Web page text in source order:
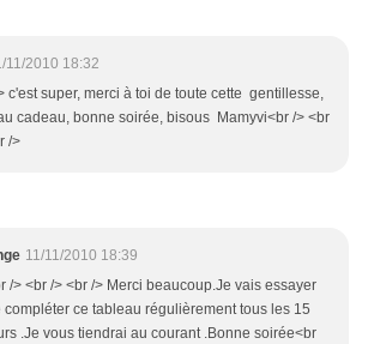
11/2010 18:32
c'est super, merci à toi de toute cette gentillesse,
cadeau, bonne soirée, bisous Mamyvi<br /> <br
/>
11/11/2010 18:39
/> <br /> <br /> Merci beaucoup.Je vais essayer
compléter ce tableau régulièrement tous les 15
.Je vous tiendrai au courant .Bonne soirée<br